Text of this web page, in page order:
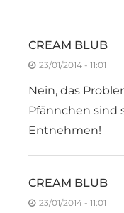
CREAM BLUB
23/01/2014 - 11:01
Nein, das
Pfännchen sind
Entnehmen!
CREAM BLUB
23/01/2014 - 11:01